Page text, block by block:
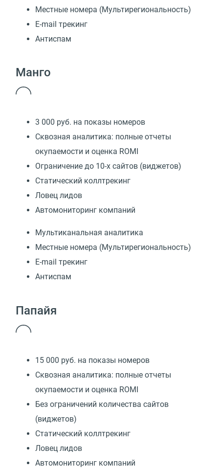
Местные номера (Мультирегиональность)
E-mail трекинг
Антиспам
Манго
3 000 руб. на показы номеров
Сквозная аналитика: полные отчеты
окупаемости и оценка ROMI
Ограничение до 10-х сайтов (виджетов)
Статический коллтрекинг
Ловец лидов
Автомониторинг компаний
Мультиканальная аналитика
Местные номера (Мультирегиональность)
E-mail трекинг
Антиспам
Папайя
15 000 руб. на показы номеров
Сквозная аналитика: полные отчеты
окупаемости и оценка ROMI
Без ограничений количества сайтов
(виджетов)
Статический коллтрекинг
Ловец лидов
Автомониторинг компаний